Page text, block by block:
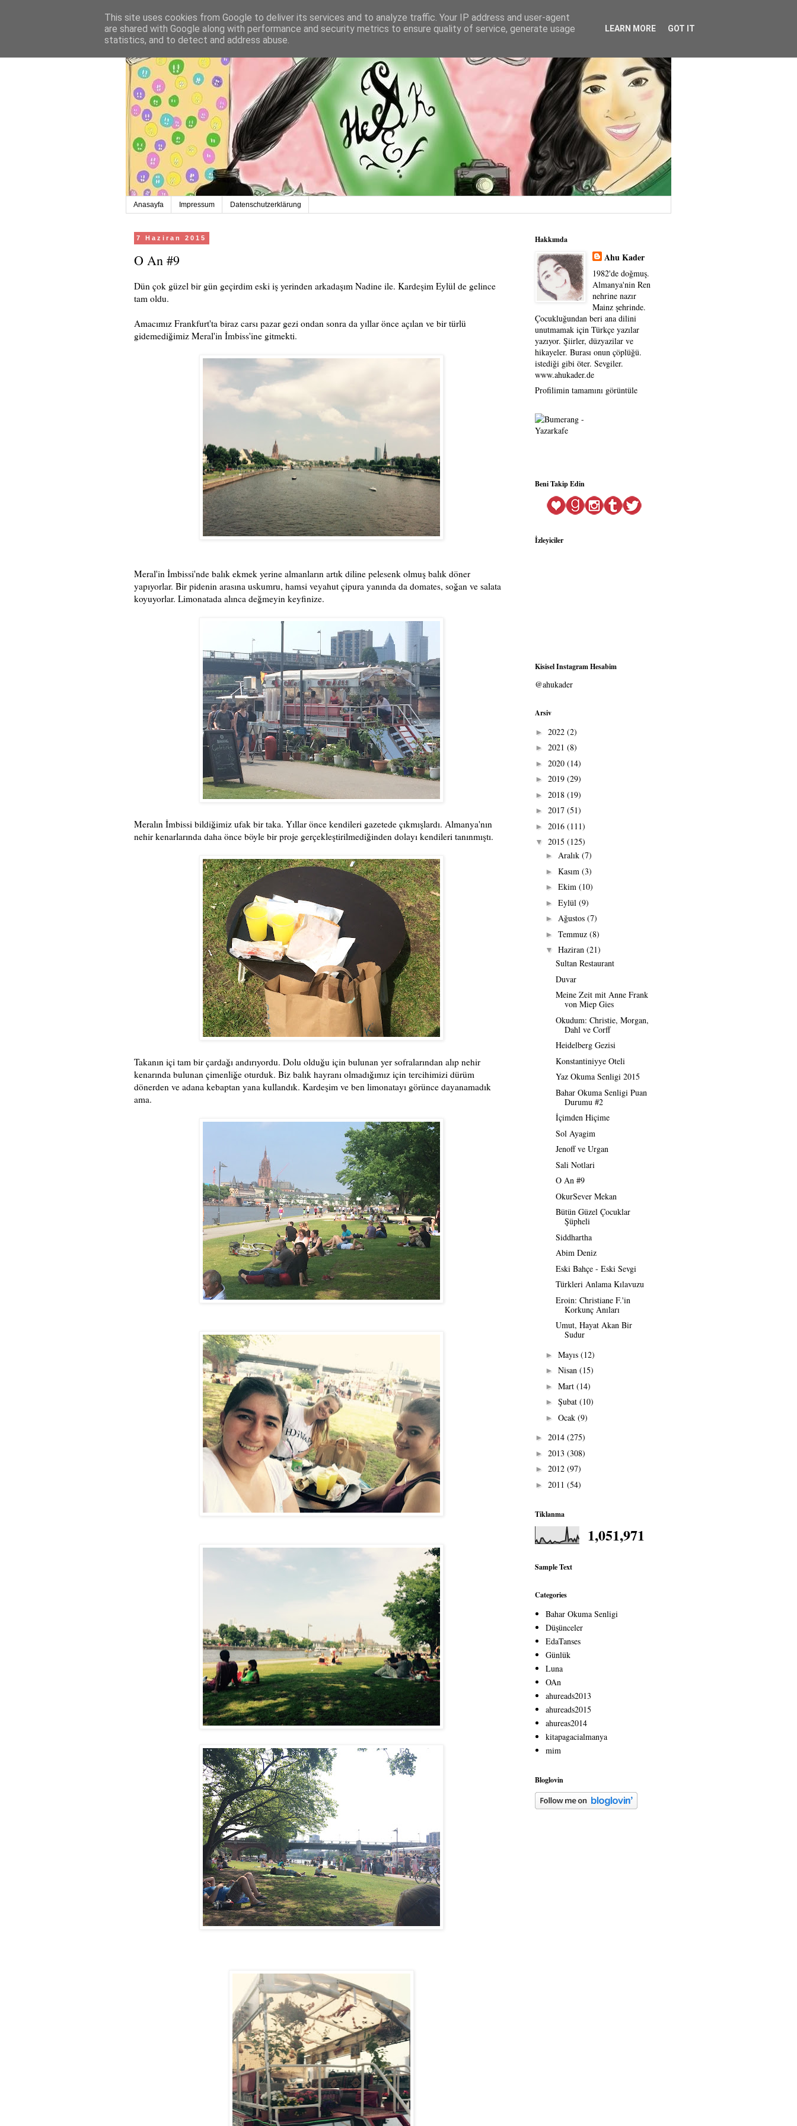
Anasayfa Impressum Datenschutzerklärung
7 Haziran 2015
O An #9
Dün çok güzel bir gün geçirdim eski iş yerinden arkadaşım Nadine ile. Kardeşim Eylül de gelince
tam oldu.
Amacımız Frankfurt'ta biraz carsı pazar gezi ondan sonra da yıllar önce açılan ve bir türlü
gidemediğimiz Meral'in İmbiss'ine gitmekti.
Meral'in İmbissi'nde balık ekmek yerine almanların artık diline pelesenk olmuş balık döner
yapıyorlar. Bir pidenin arasına uskumru, hamsi veyahut çipura yanında da domates, soğan ve salata
koyuyorlar. Limonatada alınca değmeyin keyfinize.
Meralın İmbissi bildiğimiz ufak bir taka. Yıllar önce kendileri gazetede çıkmışlardı. Almanya'nın
nehir kenarlarında daha önce böyle bir proje gerçekleştirilmediğinden dolayı kendileri tanınmıştı.
Takanın içi tam bir çardağı andırıyordu. Dolu olduğu için bulunan yer sofralarından alıp nehir
kenarında bulunan çimenliğe oturduk. Biz balık hayranı olmadığımız için tercihimizi dürüm
dönerden ve adana kebaptan yana kullandık. Kardeşim ve ben limonatayı görünce dayanamadık
ama.
Hakkımda
Ahu Kader
1982'de doğmuş.
Almanya'nin Ren
nehrine nazır
Mainz şehrinde.
Çocukluğundan beri ana dilini
unutmamak için Türkçe yazılar
yazıyor. Şiirler, düzyazilar ve
hikayeler. Burası onun çöplüğü.
istediği gibi öter. Sevgiler.
www.ahukader.de
Profilimin tamamını görüntüle
Beni Takip Edin
İzleyiciler
Kisisel Instagram Hesabim
@ahukader
Arsiv
► 2022 (2)
► 2021 (8)
► 2020 (14)
► 2019 (29)
► 2018 (19)
► 2017 (51)
► 2016 (111)
▼ 2015 (125)
► Aralık (7)
► Kasım (3)
► Ekim (10)
► Eylül (9)
► Ağustos (7)
► Temmuz (8)
▼ Haziran (21)
Sultan Restaurant
Duvar
Meine Zeit mit Anne Frank
von Miep Gies
Okudum: Christie, Morgan,
Dahl ve Corff
Heidelberg Gezisi
Konstantiniyye Oteli
Yaz Okuma Senligi 2015
Bahar Okuma Senligi Puan
Durumu #2
İçimden Hiçime
Sol Ayagim
Jenoff ve Urgan
Sali Notlari
O An #9
OkurSever Mekan
Bütün Güzel Çocuklar
Şüpheli
Siddhartha
Abim Deniz
Eski Bahçe - Eski Sevgi
Türkleri Anlama Kılavuzu
Eroin: Christiane F.'in
Korkunç Anıları
Umut, Hayat Akan Bir
Sudur
► Mayıs (12)
► Nisan (15)
► Mart (14)
► Şubat (10)
► Ocak (9)
► 2014 (275)
► 2013 (308)
► 2012 (97)
► 2011 (54)
Tiklanma
1,051,971
Sample Text
Categories
Bahar Okuma Senligi
Düşünceler
EdaTanses
Günlük
Luna
OAn
ahureads2013
ahureads2015
ahureas2014
kitapagacialmanya
mim
Bloglovin
This site uses cookies from Google to deliver its services and to analyze traffic. Your IP address and user-agent
are shared with Google along with performance and security metrics to ensure quality of service, generate usage
statistics, and to detect and address abuse.
LEARN MORE GOT IT